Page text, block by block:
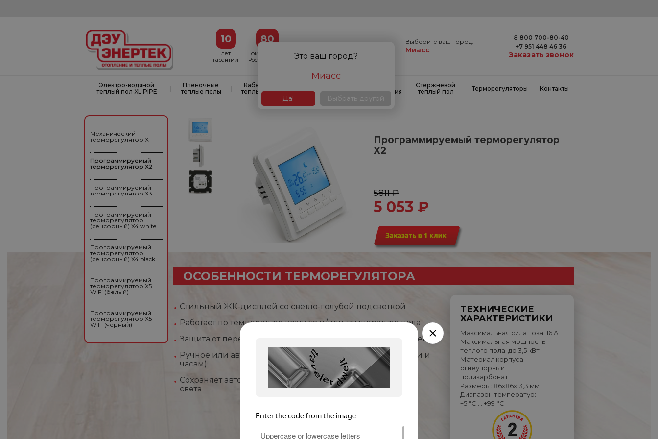
10
лет
гарантии
80
филиалов в
России и СНГ
Выберите ваш город:
Миасс
8 800 700-80-40
+7 951 448 46 36
Заказать звонок
Электро-водяной
теплый пол XL PIPE
Пленочные
теплые полы
Кабельные
теплые полы
маты
антиобледенения
Стержневой
теплый пол
Терморегуляторы Контакты
Программируемый терморегулятор
X2
5811 ₽
5 053 ₽
ОСОБЕННОСТИ ТЕРМОРЕГУЛЯТОРА
Стильный ЖК-дисплей со светло-голубой подсветкой
Работает по температуре воздуха и/или температуре пола
Защита от перегрева и замерзания, режим защиты от детей
Ручное или автоматическое управление (по дням недели и
часам)
Сохраняет автоматические настройки при отключении
света
ТЕХНИЧЕСКИЕ
ХАРАКТЕРИСТИКИ
Максимальная сила тока: 16 A
Максимальная мощность
теплого пола: до 3,5 кВт
Материал корпуса:
огнеупорный
поликарбонат
Размеры: 86х86х13,3 мм
Диапазон температур:
+5 °C … +99 °C
Механический
терморегулятор X
Программируемый
терморегулятор X2
Программируемый
терморегулятор X3
Программируемый
терморегулятор
(сенсорный) X4 white
Программируемый
терморегулятор
(сенсорный) X4 black
Программируемый
терморегулятор X5
WiFi (белый)
Программируемый
терморегулятор X5
WiFi (черный)
Это ваш город?
Миасс
Да! Выбрать другой